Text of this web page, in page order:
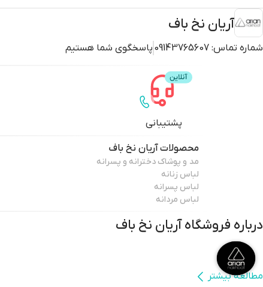
آریان نخ باف
شماره تماس: 09143765607 پاسخگوی شما هستیم
پشتیبانی
محصولاتآریان نخ باف
مد و پوشاک دخترانه و پسرانه
لباس زنانه
لباس پسرانه
لباس مردانه
درباره فروشگاهآریان نخ باف
مطالعه بیشتر